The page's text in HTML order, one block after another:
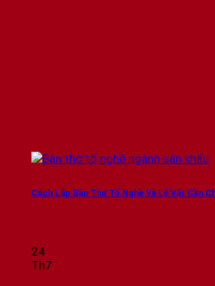
Cách Lập Bàn Thờ Tổ Nghề Và Lễ Vật Cần
24
Th7